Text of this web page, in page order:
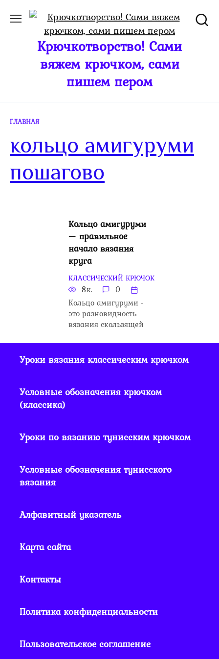
Перейти
содержанию
Крючкотворство! Сами
вяжем крючком, сами
пишем пером
ГЛАВНАЯ
кольцо амигуруми
пошагово
Кольцо амигуруми
— правильное
начало вязания
круга
КЛАССИЧЕСКИЙ КРЮЧОК
8к.
0
Кольцо амигуруми -
это разновидность
вязания скользящей
Уроки вязания классическим крючком
Условные обозначения крючком
(классика)
Уроки по вязанию тунисским крючком
Условные обозначения тунисского
вязания
Алфавитный указатель
Карта сайта
Контакты
Политика конфиденциальности
Пользовательское соглашение